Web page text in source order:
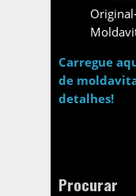
Carregue
de
detalhes!
Procurar